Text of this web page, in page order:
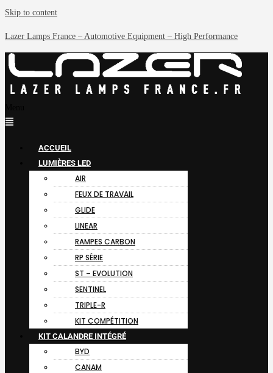
Skip to content
Lazer Lamps France – Automotive Equipment – High Performance
ACCUEIL
LUMIÈRES LED
AIR
FEUX DE TRAVAIL
GLIDE
LINEAR
RAMPES CARBON
RP SÉRIE
ST – EVOLUTION
SENTINEL
TRIPLE-R
KIT COMPÉTITION
KIT CALANDRE INTÉGRÉ
BYD
CANAM